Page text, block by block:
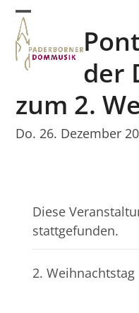
Skip
content
Open
mobile
menu
Close
mobile
menu
der
zum 2.
Do. 26. Dezember
Diese
stattgefunden.
2. Weihnachtstag